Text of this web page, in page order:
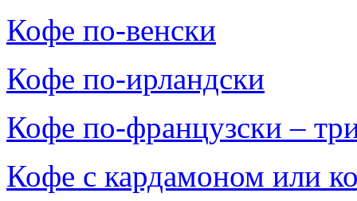
Кофе по-венски
Кофе по-ирландски
Кофе по-французски –
Кофе с кардамоном или